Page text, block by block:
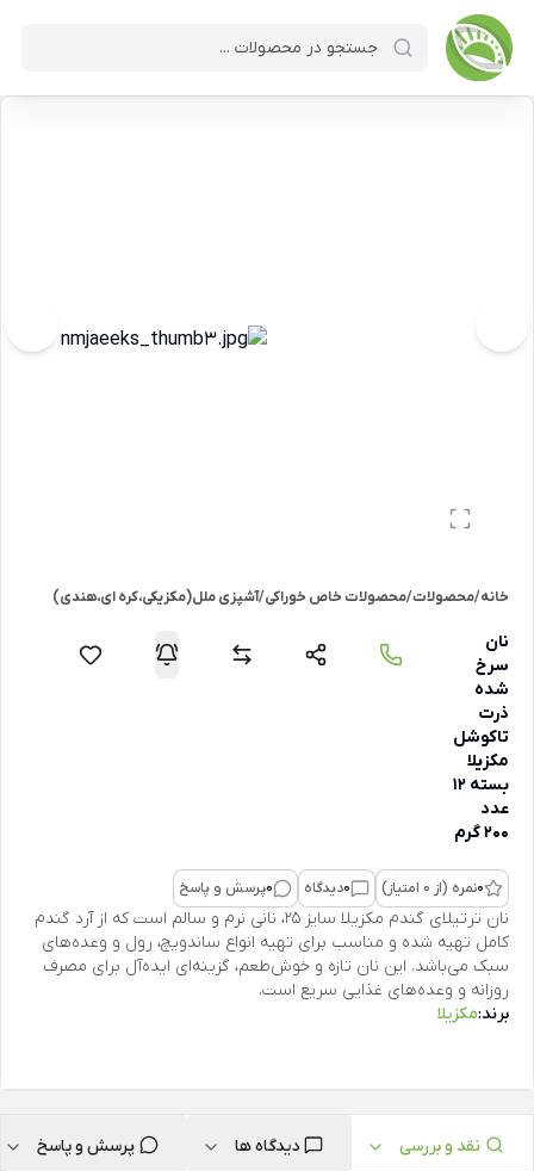
خانه/محصولات/محصولات خاص خوراکی/آشپزی ملل(مکزیکی،کره ای،هندی)
نان
سرخ
شده
ذرت
تاکوشل
مکزیلا
بسته 12
عدد
200 گرم
0نمره (از 0 امتیاز) 0دیدگاه 0پرسش و پاسخ
نان ترتیلای گندم مکزیلا سایز 25، نانی نرم و سالم است که از آرد گندم
کامل تهیه شده و مناسب برای تهیه انواع ساندویچ، رول و وعده‌های
سبک می‌باشد. این نان تازه و خوش‌طعم، گزینه‌ای ایده‌آل برای مصرف
روزانه و وعده‌های غذایی سریع است.
برند:مکزیلا
نقد و بررسی دیدگاه ها پرسش و پاسخ